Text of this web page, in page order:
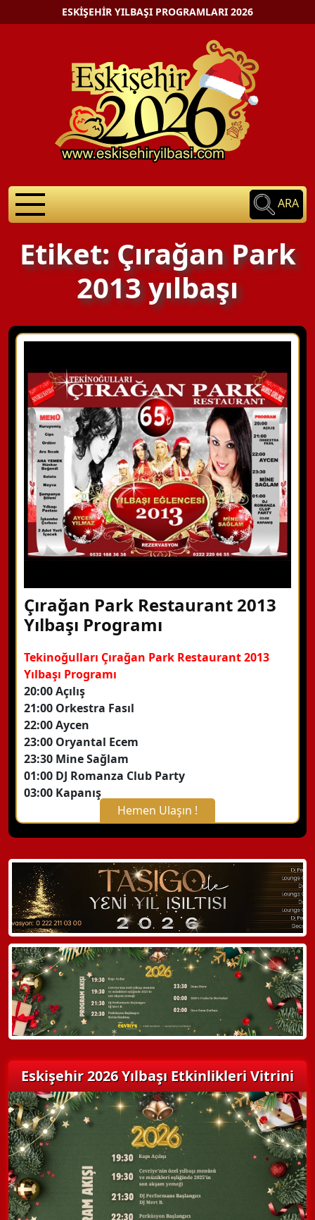
ESKIŞEHIR YILBAŞI PROGRAMLARI 2026
ARA
Etiket: Çırağan Park
2013 yılbaşı
Çırağan Park Restaurant 2013
Yılbaşı Programı
Tekinoğulları Çırağan Park Restaurant 2013
Yılbaşı Programı
20:00 Açılış
21:00 Orkestra Fasıl
22:00 Aycen
23:00 Oryantal Ecem
23:30 Mine Sağlam
01:00 DJ Romanza Club Party
03:00 Kapanış
Hemen Ulaşın !
X Kapat
WhatsApp ile Bilgi Alın
Hemen Arayın
Detaylı Bilgi Alın
Eskişehir 2026 Yılbaşı Etkinlikleri Vitrini